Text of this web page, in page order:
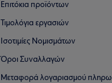
Επιτόκια προϊόντων
Τιμολόγια εργασιών
Ισοτιμίες Νομισμάτων
Όροι Συναλλαγών
Μεταφορά λογαριασμού